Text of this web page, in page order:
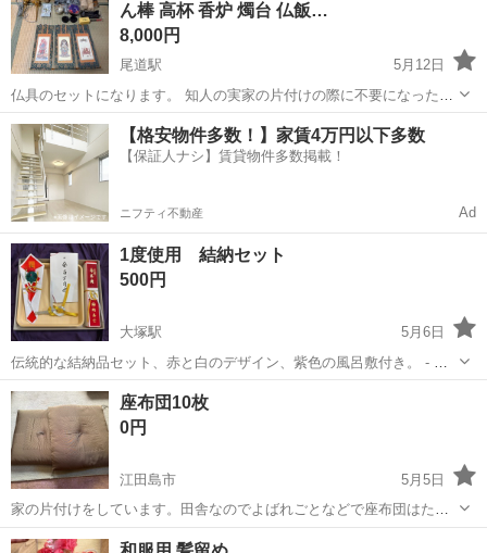
ん棒 高杯 香炉 燭台 仏飯…
8,000円
尾道駅
5月12日
仏具のセットになります。 知人の実家の片付けの際に不要になった物
です。 おそらく購入して使う機会が無かったのか、そのまま倉庫に置
いていた状態です。 自宅から離れたところに保管しているので、ご質
問の内容によってはすぐのお答...
広島 尾道市 尾道駅 冠婚葬祭 仏具
【格安物件多数！】家賃4万円以下多数
【保証人ナシ】賃貸物件多数掲載！
ニフティ不動産 Ad
1度使用 結納セット
500円
大塚駅
5月6日
伝統的な結納品セット、赤と白のデザイン、紫色の風呂敷付き。 - セ
ット内容: 結納品一式 - デザイン: 伝統的な和風デザイン - 色: 赤と白 -
広島 広島市 大塚駅
座布団10枚
0円
江田島市
5月5日
家の片付けをしています。田舎なのでよばれごとなどで座布団はたく
さんありました。よかったらどうぞ。
広島 江田島市 冠婚葬祭